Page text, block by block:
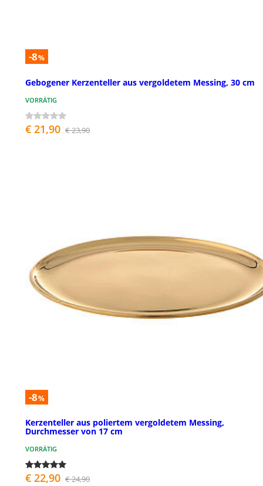
-8%
Gebogener Kerzenteller aus vergoldetem Messing, 30 cm
VORRÄTIG
€ 21,90 € 23,90
-8%
Kerzenteller aus poliertem vergoldetem Messing,
Durchmesser von 17 cm
VORRÄTIG
€ 22,90 € 24,90